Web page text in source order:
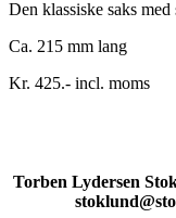
Den klassiske saks
Ca. 215 mm lang
Kr. 425.- incl. moms
Torben Lydersen